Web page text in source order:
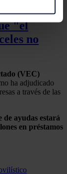
de varios
activamente
(huellas
procesan sus
en la
Declaración
personalizar
de redes
"el
no
(VEC)
ha adjudicado
a través de las
ayudas estará
en préstamos